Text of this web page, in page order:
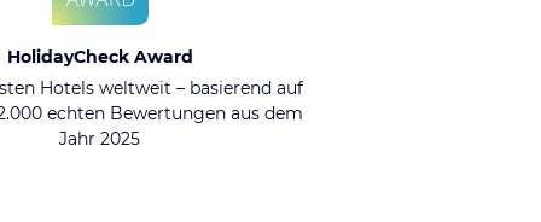
HolidayCheck Award
Hotels weltweit – basierend auf
echten Bewertungen aus dem
Jahr 2025